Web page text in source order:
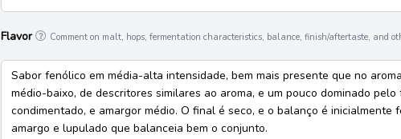
Flavor Comment on malt, hops, fermentation characteristics, balance, finish/aftertaste, and
Sabor fenólico em média-alta intensidade, bem mais presente que no
médio-baixo, de descritores similares ao aroma, e um pouco dominado
condimentado, e amargor médio. O final é seco, e o balanço é inicialmente
amargo e lupulado que balanceia bem o conjunto.